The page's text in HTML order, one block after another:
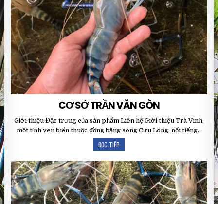
CƠ SỞ TRẦN VĂN GÒN
Giới thiệu Đặc trưng của sản phẩm Liên hệ Giới thiệu Trà Vinh,
một tỉnh ven biển thuộc đồng bằng sông Cửu Long, nổi tiếng…
ĐỌC TIẾP